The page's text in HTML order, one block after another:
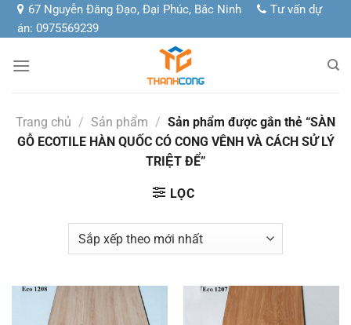
Chuyển
đến
dung
67 Nguyễn Đăng Đạo, Đại Phúc, Bắc Ninh
Tư vấn dự
án: 0975569239
Trang chủ / Sản phẩm / Sản phẩm được gắn thẻ “SÀN
GỖ ECOTILE HÀN QUỐC CÓ CONG VÊNH VÀ CÁCH SỬ LÝ
TRIỆT ĐỂ”
LỌC